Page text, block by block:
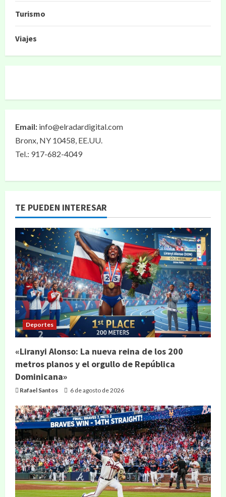
Turismo
Viajes
Email: info@elradardigital.com
Bronx, NY 10458, EE.UU.
Tel.: 917-682-4049
TE PUEDEN INTERESAR
Deportes
«Liranyi Alonso: La nueva reina de los 200
metros planos y el orgullo de República
Dominicana»
Rafael Santos 6 de agosto de 2026